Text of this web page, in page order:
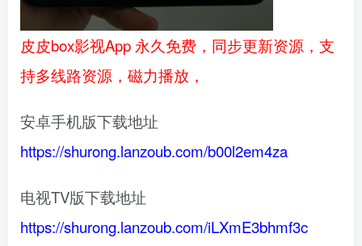
皮皮box影视App 永久免费，同步更新资源，支
持多线路资源，磁力播放，
安卓手机版下载地址
https://shurong.lanzoub.com/b00l2em4za
电视TV版下载地址
https://shurong.lanzoub.com/iLXmE3bhmf3c